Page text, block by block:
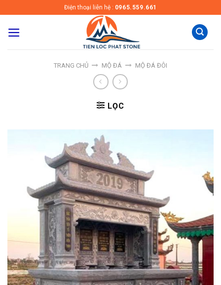
to
content
Điện thoại liên hệ : 0965.559.661
TRANG CHỦ MỘ ĐÁ MỘ ĐÁ ĐÔI
LỌC